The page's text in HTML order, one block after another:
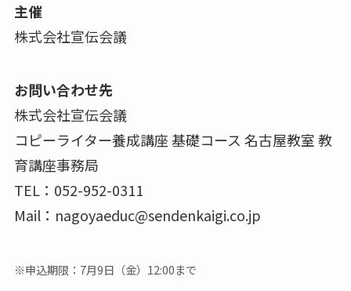
主催
株式会社宣伝会議
お問い合わせ先
株式会社宣伝会議
コピーライター養成講座 基礎コース 名古屋教室 教
育講座事務局
TEL：052-952-0311
Mail：nagoyaeduc@sendenkaigi.co.jp
※申込期限：7月9日（金）12:00まで